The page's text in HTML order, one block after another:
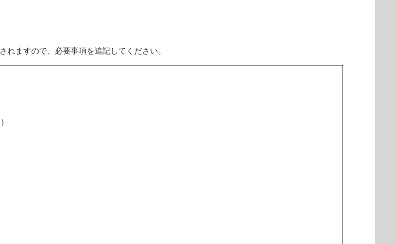
ますので、必要事項を追記してください。